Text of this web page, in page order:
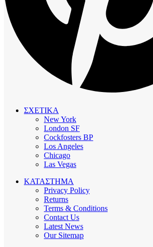
ΣΧΕΤΙΚΑ
New York
London SF
Cockfosters BP
Los Angeles
Chicago
Las Vegas
ΚΑΤΑΣΤΗΜΑ
Privacy Policy
Returns
Terms & Conditions
Contact Us
Latest News
Our Sitemap